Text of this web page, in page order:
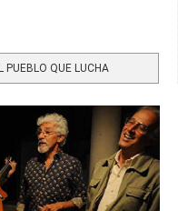
PUEBLO QUE LUCHA